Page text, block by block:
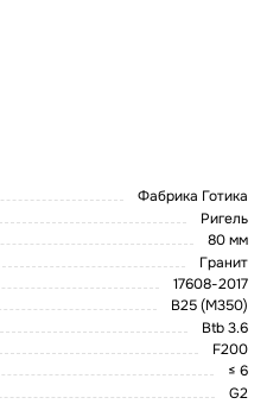
Фабрика Готика
Ригель
80 мм
Гранит
17608-2017
В25 (М350)
Btb 3.6
F200
≤ 6
G2